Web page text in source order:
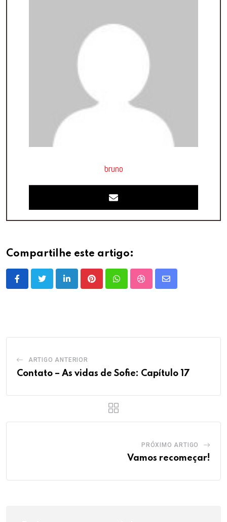
bruno
Compartilhe este artigo:
LinkedInPinterestWhatsappStumbleUpon
Share
ARTIGO ANTERIOR
Contato – As vidas de Sofie: Capítulo 17
PRÓXIMO ARTIGO
Vamos recomeçar!